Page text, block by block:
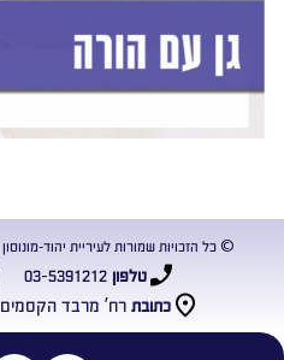
כתובת רח’ מרבד הקסמים 6, יהוד מונוסון, 5635001
טלפון03-5391212
© כל הזכויות שמורות לעיריית יהוד-מונוסון